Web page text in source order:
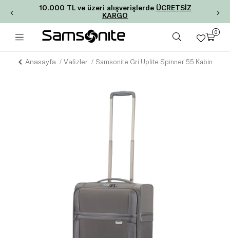
10.000 TL ve üzeri alışverişlerde ÜCRETSİZ
KARGO
0
Anasayfa Valizler Samsonite Gri Uplite Spinner 55 Kabin Boy